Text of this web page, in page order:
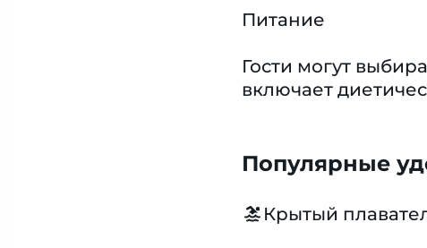
Питание
Гости могут
включает
Популярные
Крытый